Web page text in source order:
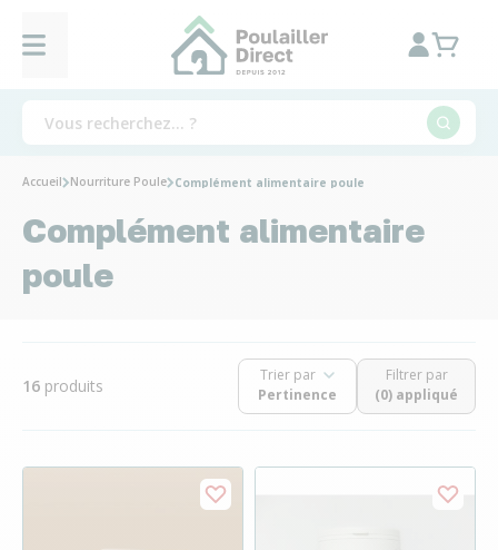
Accueil Nourriture Poule Complément alimentaire poule
Complément alimentaire
poule
16 produits
Trier par
Filtrer par
(0) appliqué